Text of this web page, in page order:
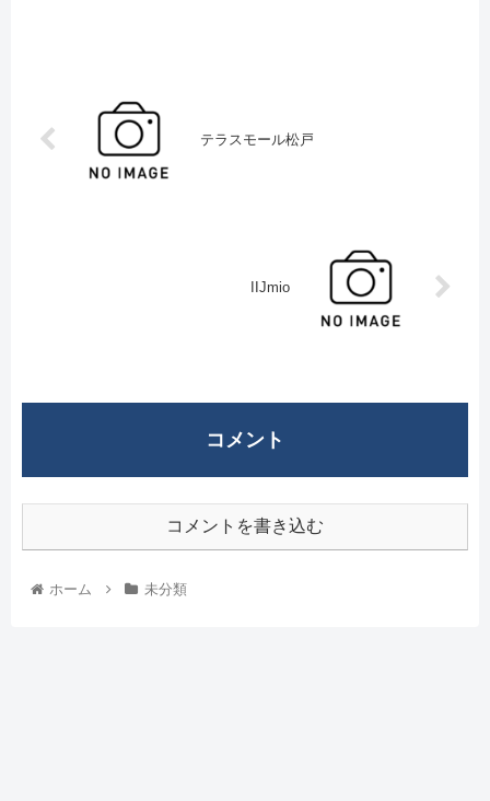
テラスモール松戸
IIJmio
コメント
コメントを書き込む
ホーム 未分類